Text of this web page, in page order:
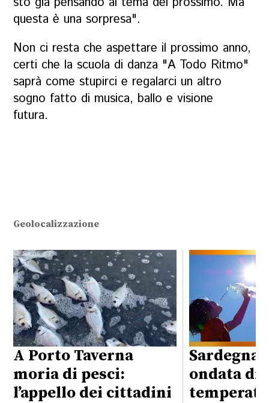
questa è una sorpresa".
Non ci resta che aspettare il prossimo anno,
certi che la scuola di danza "A Todo Ritmo"
saprà come stupirci e regalarci un altro
sogno fatto di musica, ballo e visione
futura.
Geolocalizzazione
A Porto Taverna
moria di pesci:
l’appello dei cittadini
Sardegna,
ondata di